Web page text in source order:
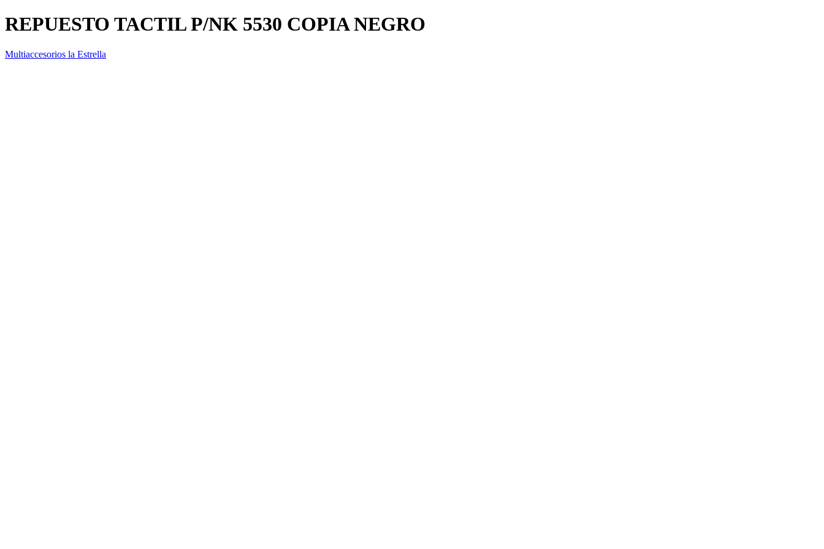
REPUESTO TACTIL P/NK 5530 COPIA NEGRO
Multiaccesorios la Estrella